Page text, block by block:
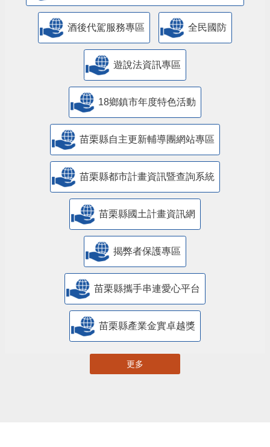
酒後代駕服務專區 全民國防
遊說法資訊專區
18鄉鎮市年度特色活動
苗栗縣自主更新輔導團網站專區
苗栗縣都市計畫資訊暨查詢系統
苗栗縣國土計畫資訊網
揭弊者保護專區
苗栗縣攜手串連愛心平台
苗栗縣產業金實卓越獎
更多